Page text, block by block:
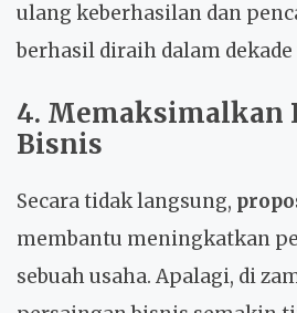
ulang keberhasilan dan
berhasil diraih dalam
4. Memaksimalkan
Bisnis
Secara tidak langsung,
membantu meningkatkan
sebuah usaha. Apalagi, di